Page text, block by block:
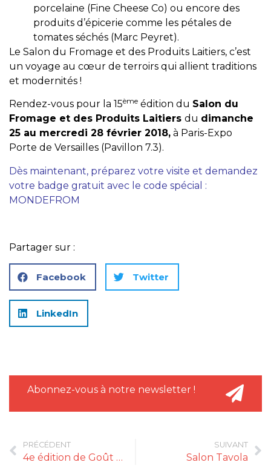
porcelaine (Fine Cheese Co) ou encore des
produits d’épicerie comme les pétales de
tomates séchés (Marc Peyret).
Le Salon du Fromage et des Produits Laitiers, c’est
un voyage au cœur de terroirs qui allient traditions
et modernités !
Rendez-vous pour la 15ème édition du Salon du
Fromage et des Produits Laitiers du dimanche
25 au mercredi 28 février 2018, à Paris-Expo
Porte de Versailles (Pavillon 7.3).
Dès maintenant, préparez votre visite et demandez
votre badge gratuit avec le code spécial :
MONDEFROM
Partager sur :
Facebook Twitter
LinkedIn
Abonnez-vous à notre newsletter !
PRÉCÉDENT
4e édition de Goût de / Good France
SUIVANT
Salon Tavola